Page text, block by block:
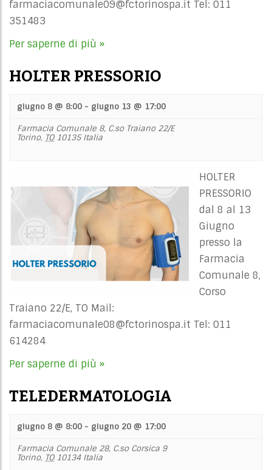
farmaciacomunale09@fctorinospa.it Tel: 011
351483
Per saperne di più »
HOLTER PRESSORIO
giugno 8 @ 8:00 - giugno 13 @ 17:00
Farmacia Comunale 8, C.so Traiano 22/E
Torino, TO 10135 Italia
HOLTER
PRESSORIO
dal 8 al 13
Giugno
presso la
Farmacia
Comunale 8,
Corso
Traiano 22/E, TO Mail:
farmaciacomunale08@fctorinospa.it Tel: 011
614284
Per saperne di più »
TELEDERMATOLOGIA
giugno 8 @ 8:00 - giugno 20 @ 17:00
Farmacia Comunale 28, C.so Corsica 9
Torino, TO 10134 Italia